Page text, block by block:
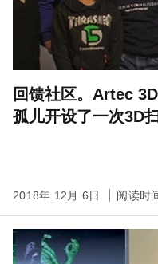
回馈社区。Artec
孤儿开设了一次3D
2018年 12月 6日 阅读时